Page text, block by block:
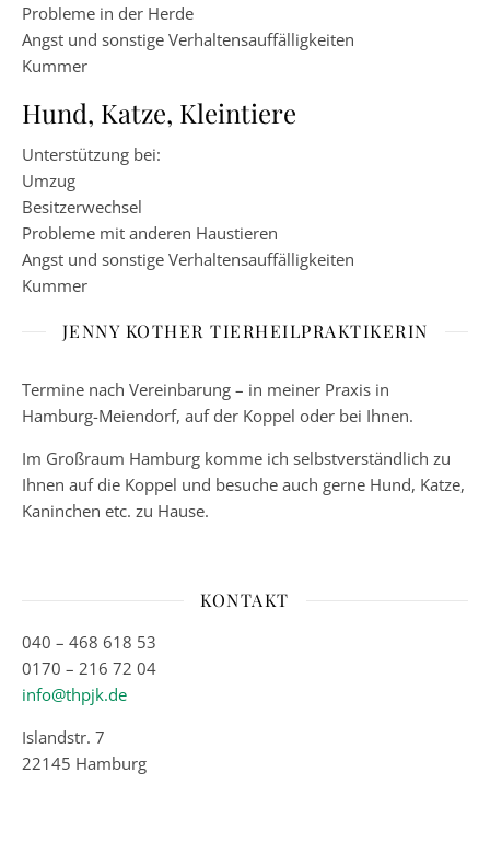
Probleme in der Herde
Angst und sonstige Verhaltensauffälligkeiten
Kummer
Hund, Katze, Kleintiere
Unterstützung bei:
Umzug
Besitzerwechsel
Probleme mit anderen Haustieren
Angst und sonstige Verhaltensauffälligkeiten
Kummer
JENNY KOTHER TIERHEILPRAKTIKERIN
Termine nach Vereinbarung – in meiner Praxis in
Hamburg-Meiendorf, auf der Koppel oder bei Ihnen.
Im Großraum Hamburg komme ich selbstverständlich zu
Ihnen auf die Koppel und besuche auch gerne Hund, Katze,
Kaninchen etc. zu Hause.
KONTAKT
040 – 468 618 53
0170 – 216 72 04
info@thpjk.de
Islandstr. 7
22145 Hamburg